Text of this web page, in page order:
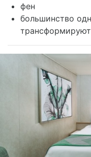
фен
большинство